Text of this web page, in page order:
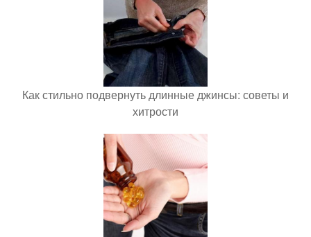
Как стильно подвернуть длинные джинсы: советы и
хитрости